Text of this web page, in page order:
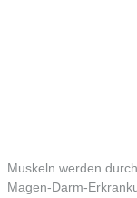
Muskeln werden
Magen-Darm-